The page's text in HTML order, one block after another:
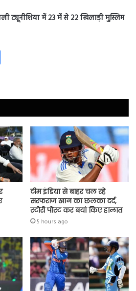
ट्यूनीशिया में 23 में से 22 खिलाड़ी मुस्लिम
टीम इंडिया से बाहर चल रहे
सरफराज खान का छलका दर्द,
स्टोरी पोस्ट कर बयां किए हालात
5 hours ago